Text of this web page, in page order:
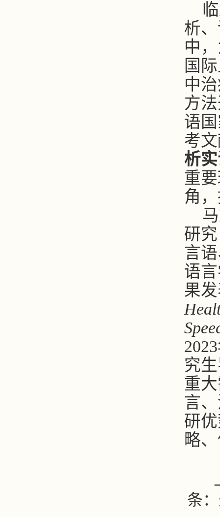
析
中
国
中
方
语
考
析
重
角
研
言
语
果
2023
究
重
言
研
略
条：